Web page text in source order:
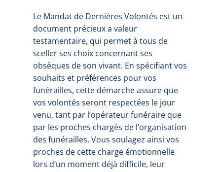
Le Mandat de Dernières Volontés est un
document précieux a valeur
testamentaire, qui permet à tous de
sceller ses choix concernant ses
obsèques de son vivant. En spécifiant vos
souhaits et préférences pour vos
funérailles, cette démarche assure que
vos volontés seront respectées le jour
venu, tant par l’opérateur funéraire que
par les proches chargés de l’organisation
des funérailles. Vous soulagez ainsi vos
proches de cette charge émotionnelle
lors d’un moment déjà difficile, leur